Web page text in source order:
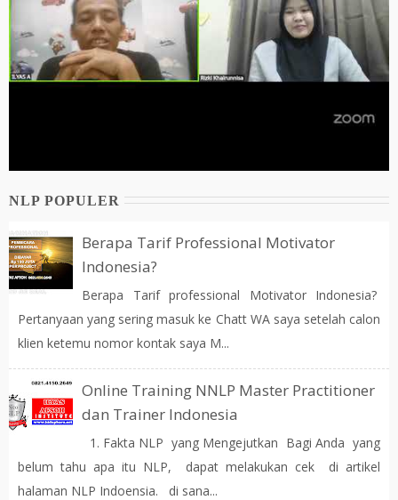
NLP POPULER
Berapa Tarif Professional Motivator
Indonesia?
Berapa Tarif professional Motivator Indonesia?
Pertanyaan yang sering masuk ke Chatt WA saya setelah calon
klien ketemu nomor kontak saya M...
Online Training NNLP Master Practitioner
dan Trainer Indonesia
1. Fakta NLP yang Mengejutkan Bagi Anda yang
belum tahu apa itu NLP, dapat melakukan cek di artikel
halaman NLP Indoensia. di sana...